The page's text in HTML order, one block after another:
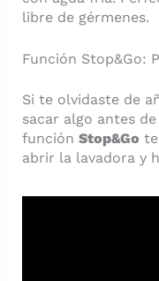
libre de gérmenes.
Función Stop&Go:
Si te olvidaste de
sacar algo antes
función Stop&Go
abrir la lavadora y